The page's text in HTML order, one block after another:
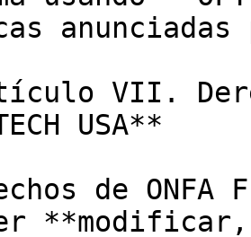
anunciadas
VII.
USA**
de ONFA